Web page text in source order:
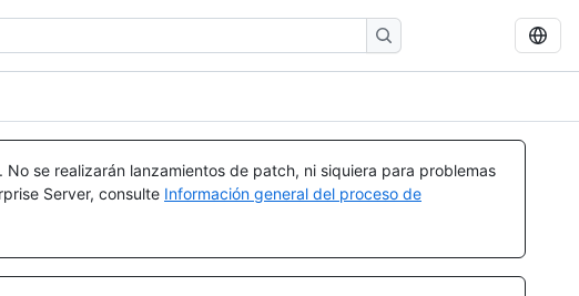
se realizarán lanzamientos de patch, ni siquiera para problemas
Server, consulte Información general del proceso de